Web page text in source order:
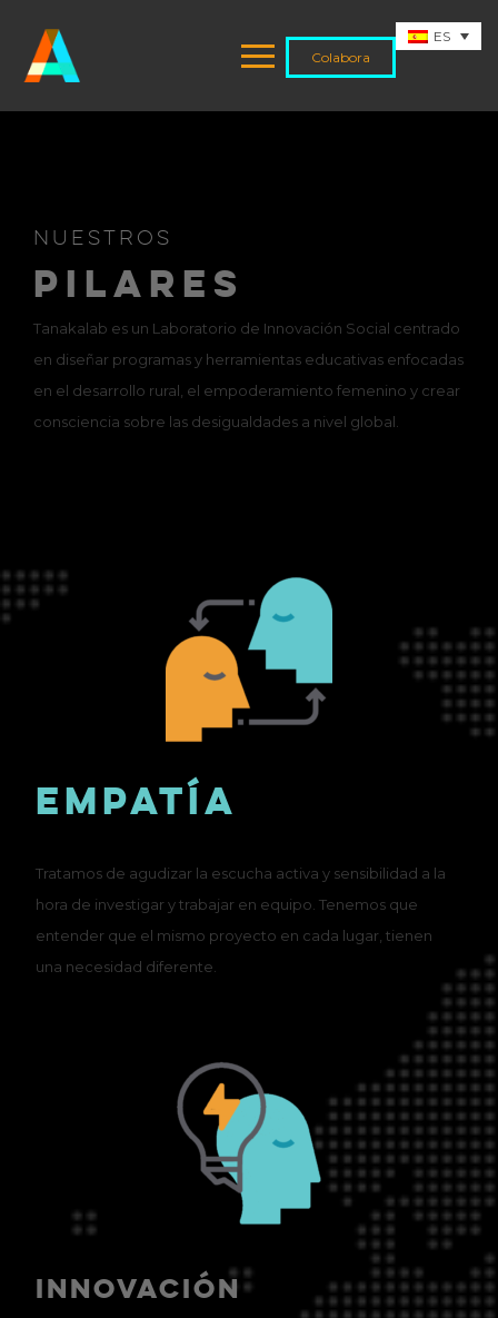
Colabora
ES
NUESTROS
PILARES
Tanakalab es un Laboratorio de Innovación Social centrado
en diseñar programas y herramientas educativas enfocadas
en el desarrollo rural, el empoderamiento femenino y crear
consciencia sobre las desigualdades a nivel global.
EMPATÍA
Tratamos de agudizar la escucha activa y sensibilidad a la
hora de investigar y trabajar en equipo. Tenemos que
entender que el mismo proyecto en cada lugar, tienen
una necesidad diferente.
INNOVACIÓN